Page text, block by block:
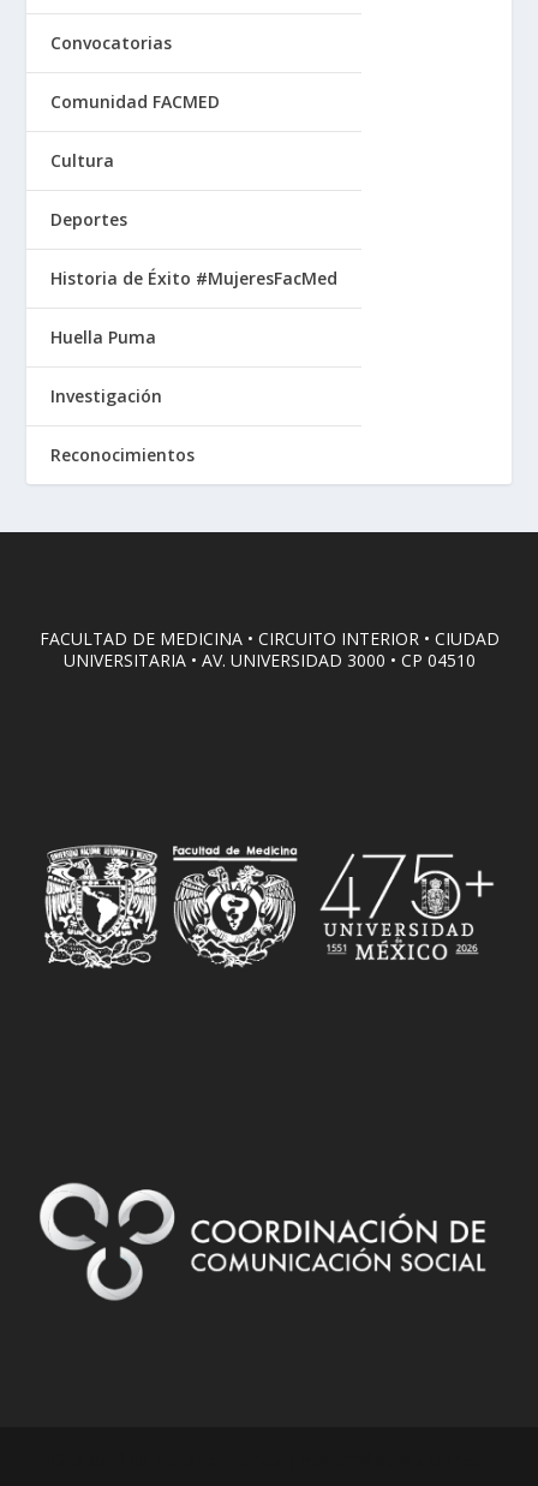
Convocatorias
Comunidad FACMED
Cultura
Deportes
Historia de Éxito #MujeresFacMed
Huella Puma
Investigación
Reconocimientos
FACULTAD DE MEDICINA • CIRCUITO INTERIOR • CIUDAD
UNIVERSITARIA • AV. UNIVERSIDAD 3000 • CP 04510